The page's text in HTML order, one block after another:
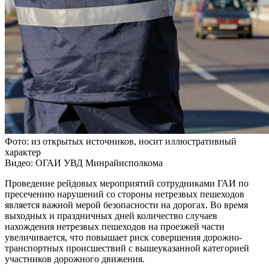
Фото: из открытых источников, носит иллюстративный
характер
Видео: ОГАИ УВД Минрайисполкома
Проведение рейдовых мероприятий сотрудниками ГАИ по
пресечению нарушений со стороны нетрезвых пешеходов
является важной мерой безопасности на дорогах. Во время
выходных и праздничных дней количество случаев
нахождения нетрезвых пешеходов на проезжей части
увеличивается, что повышает риск совершения дорожно-
транспортных происшествий с вышеуказанной категорией
участников дорожного движения.